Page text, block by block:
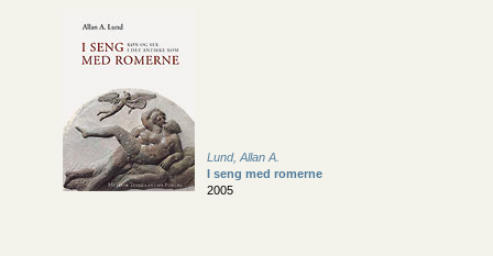
Lund, Allan A.
I seng med romerne
2005